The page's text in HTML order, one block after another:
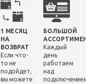
1 МЕСЯЦ
НА
ВОЗВРАТ
Если что-
то не
подойдет,
вы можете
БОЛЬШОЙ
Каждый
день
работаем
над